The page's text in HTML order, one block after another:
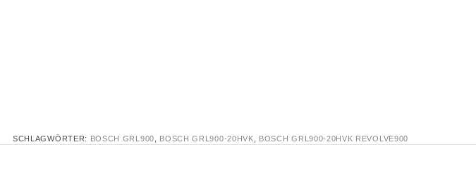
SCHLAGWÖRTER: BOSCH GRL900 BOSCH GRL900-20HVK BOSCH GRL900-20HVK REVOLVE900